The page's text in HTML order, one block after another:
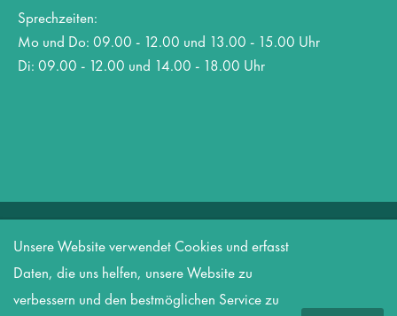
Sprechzeiten:
Mo und Do: 09.00 - 12.00 und 13.00 - 15.00 Uhr
Di: 09.00 - 12.00 und 14.00 - 18.00 Uhr
Copyright 2026 Amt Biesenthal-Barnim
Datenschutz
Informationspflicht nach DSGVO
Kontakt
Unsere Website verwendet Cookies und erfasst
Daten, die uns helfen, unsere Website zu
verbessern und den bestmöglichen Service zu